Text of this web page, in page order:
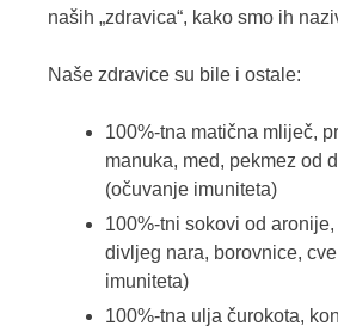
naših „zdravica“, kako smo ih
Naše zdravice su bile i ostale:
100%-tna matična mliječ,
manuka, med, pekmez od
(očuvanje imuniteta)
100%-tni sokovi od
divljeg nara, borovnice,
imuniteta)
100%-tna ulja čurokota,